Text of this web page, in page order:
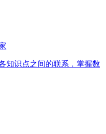
知识点之间的联系，掌握数